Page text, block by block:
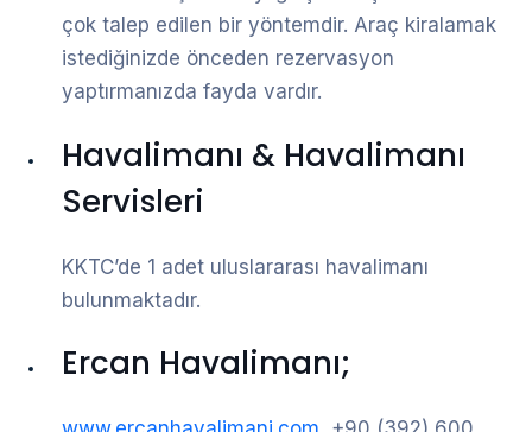
çok talep edilen bir yöntemdir. Araç kiralamak
istediğinizde önceden rezervasyon
yaptırmanızda fayda vardır.
Havalimanı & Havalimanı
Servisleri
KKTC’de 1 adet uluslararası havalimanı
bulunmaktadır.
Ercan Havalimanı;